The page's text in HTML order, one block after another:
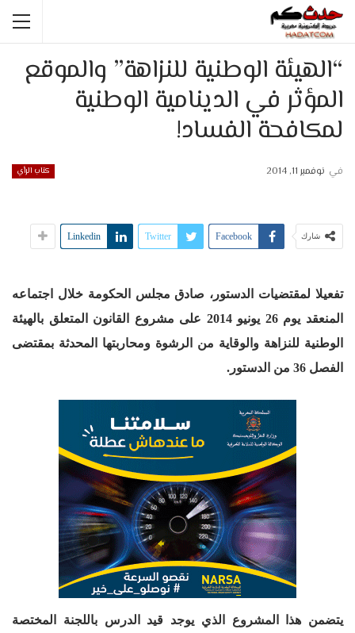
“الهيئة الوطنية للنزاهة” والموقع
المؤثر في الدينامية الوطنية
لمكافحة الفساد!
كتاب الرأي في نوفمبر 11, 2014
شارك Facebook
Twitter
Linkedin
تفعيلا لمقتضيات الدستور، صادق مجلس الحكومة خلال اجتماعه
المنعقد يوم 26 يونيو 2014 على مشروع القانون المتعلق بالهيئة
الوطنية للنزاهة والوقاية من الرشوة ومحاربتها المحدثة بمقتضى
الفصل 36 من الدستور.
يتضمن هذا المشروع الذي يوجد قيد الدرس باللجنة المختصة